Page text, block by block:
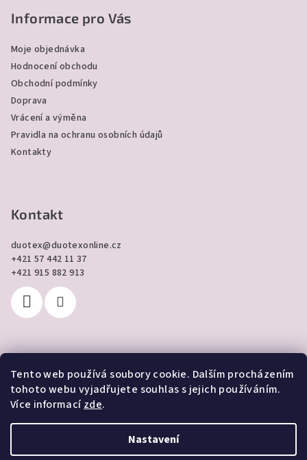
Tento web používá soubory cookie. Dalším procházením
tohoto webu vyjadřujete souhlas s jejich používáním.
Více informacízde.
Nastavení
Informace pro Vás
Moje objednávka
Hodnocení obchodu
Obchodní podmínky
Doprava
Vrácení a výměna
Pravidla na ochranu osobních údajů
Kontakty
Kontakt
duotex@duotexonline.cz
+421 57 442 11 37
+421 915 882 913
Přijímáme online platby